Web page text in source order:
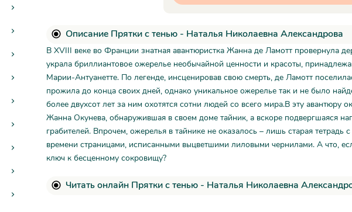
Описание Прятки с тенью - Наталья Николаевна Александрова
В XVIII веке во Франции знатная авантюристка Жанна де Ламотт провернула
украла бриллиантовое ожерелье необычайной ценности и красоты,
Марии-Антуанетте. По легенде, инсценировав свою смерть, де Ламотт
прожила до конца своих дней, однако уникальное ожерелье так и не было
более двухсот лет за ним охотятся сотни людей со всего мира.В эту авантюру
Жанна Окунева, обнаружившая в своем доме тайник, а вскоре подвергшаяся
грабителей. Впрочем, ожерелья в тайнике не оказалось – лишь старая тетрадь
времени страницами, исписанными выцветшими лиловыми чернилами. А что,
ключ к бесценному сокровищу?
Читать онлайн Прятки с тенью - Наталья Николаевна